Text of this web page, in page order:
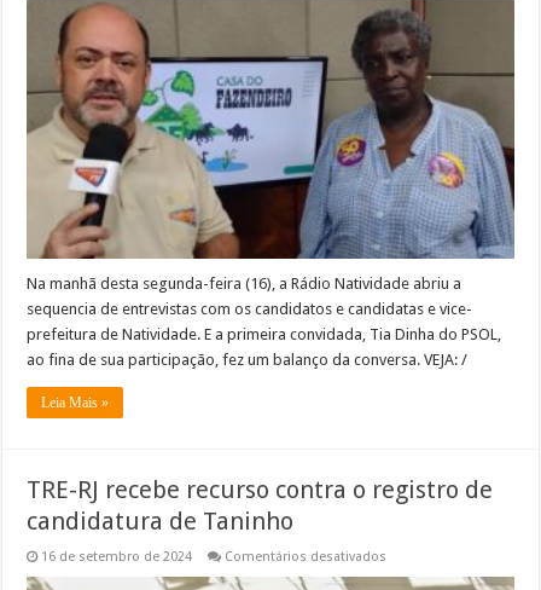
a
vice
prefeita
de
Natividade
pelo
PSOL,
Tia
Dinha,
avalia
sua
participação
na
entrevista
concedida
à
Rádio
Natividade
–
VEJA
Na manhã desta segunda-feira (16), a Rádio Natividade abriu a
sequencia de entrevistas com os candidatos e candidatas e vice-
prefeitura de Natividade. E a primeira convidada, Tia Dinha do PSOL,
ao fina de sua participação, fez um balanço da conversa. VEJA: /
Leia Mais »
TRE-RJ recebe recurso contra o registro de
candidatura de Taninho
16 de setembro de 2024 Comentários desativados